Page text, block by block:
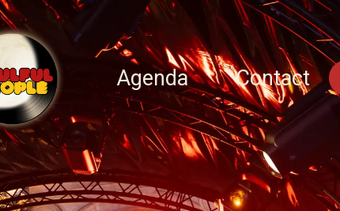
Agenda Contact